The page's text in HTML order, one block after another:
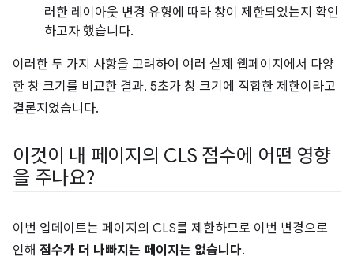
러한 레이아웃 변경 유형에 따라 창이 제한되었는지 확인
하고자 했습니다.
이러한 두 가지 사항을 고려하여 여러 실제 웹페이지에서 다양
한 창 크기를 비교한 결과, 5초가 창 크기에 적합한 제한이라고
결론지었습니다.
이것이 내 페이지의 CLS 점수에 어떤 영향
을 주나요?
이번 업데이트는 페이지의 CLS를 제한하므로 이번 변경으로
인해 점수가 더 나빠지는 페이지는 없습니다.